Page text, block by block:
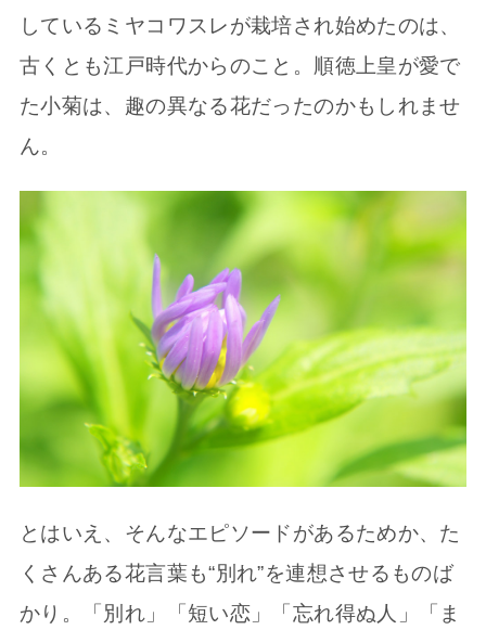
しているミヤコワスレが栽培され始めたのは、
古くとも江戸時代からのこと。順徳上皇が愛で
た小菊は、趣の異なる花だったのかもしれませ
ん。
とはいえ、そんなエピソードがあるためか、た
くさんある花言葉も“別れ”を連想させるものば
かり。「別れ」「短い恋」「忘れ得ぬ人」「ま